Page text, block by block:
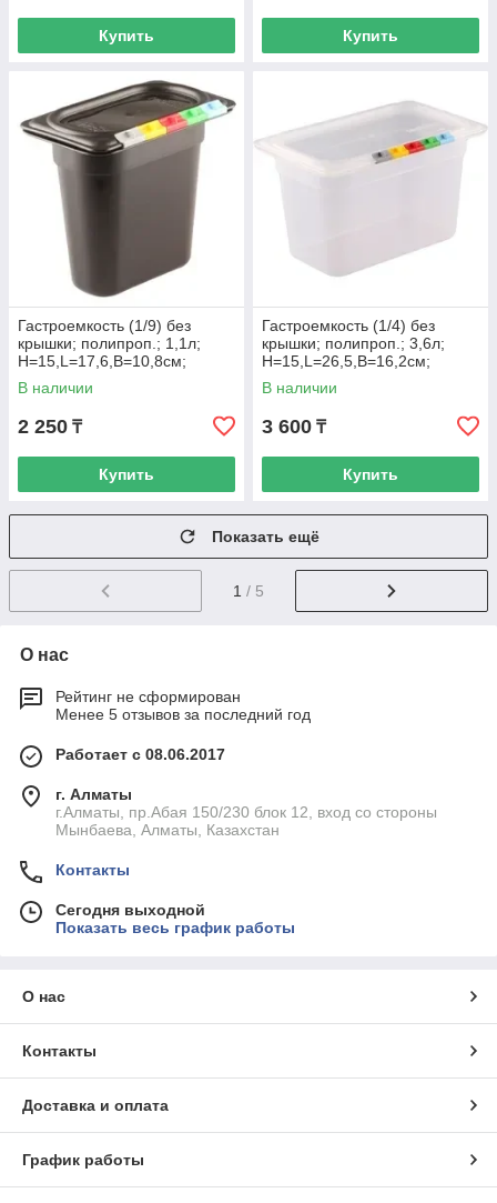
Купить Купить
Гастроемкость (1/9) без
крышки; полипроп.; 1,1л;
H=15,L=17,6,B=10,8см;
черный
В наличии
2 250 ₸
Купить
Гастроемкость (1/4) без
крышки; полипроп.; 3,6л;
H=15,L=26,5,B=16,2см;
прозр.
В наличии
3 600 ₸
Купить
Показать ещё
1 / 5
О нас
Рейтинг не сформирован
Менее 5 отзывов за последний год
Работает с 08.06.2017
г. Алматы
г.Алматы, пр.Абая 150/230 блок 12, вход со стороны
Мынбаева, Алматы, Казахстан
Контакты
Сегодня выходной
Показать весь график работы
О нас
Контакты
Доставка и оплата
График работы